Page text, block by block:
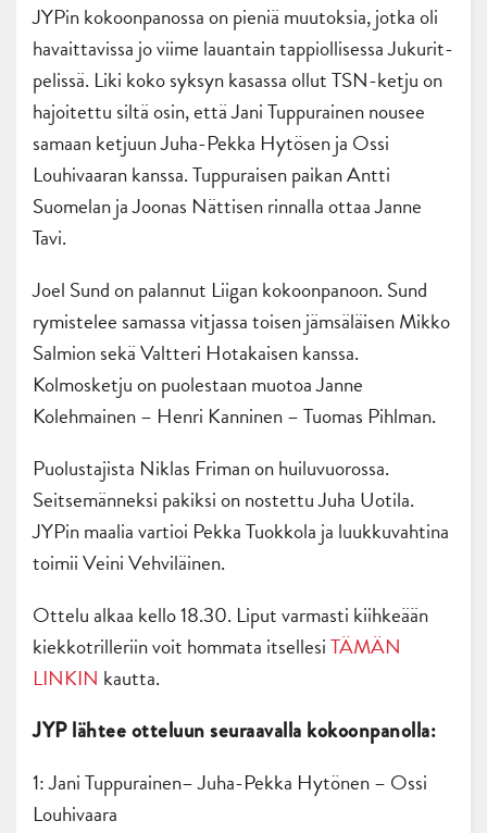
JYPin kokoonpanossa on pieniä muutoksia, jotka oli
havaittavissa jo viime lauantain tappiollisessa Jukurit-
pelissä. Liki koko syksyn kasassa ollut TSN-ketju on
hajoitettu siltä osin, että Jani Tuppurainen nousee
samaan ketjuun Juha-Pekka Hytösen ja Ossi
Louhivaaran kanssa. Tuppuraisen paikan Antti
Suomelan ja Joonas Nättisen rinnalla ottaa Janne
Tavi.
Joel Sund on palannut Liigan kokoonpanoon. Sund
rymistelee samassa vitjassa toisen jämsäläisen Mikko
Salmion sekä Valtteri Hotakaisen kanssa.
Kolmosketju on puolestaan muotoa Janne
Kolehmainen – Henri Kanninen – Tuomas Pihlman.
Puolustajista Niklas Friman on huiluvuorossa.
Seitsemänneksi pakiksi on nostettu Juha Uotila.
JYPin maalia vartioi Pekka Tuokkola ja luukkuvahtina
toimii Veini Vehviläinen.
Ottelu alkaa kello 18.30. Liput varmasti kiihkeään
kiekkotrilleriin voit hommata itsellesiTÄMÄN
LINKIN kautta.
JYP lähtee otteluun seuraavalla kokoonpanolla:
1: Jani Tuppurainen– Juha-Pekka Hytönen – Ossi
Louhivaara